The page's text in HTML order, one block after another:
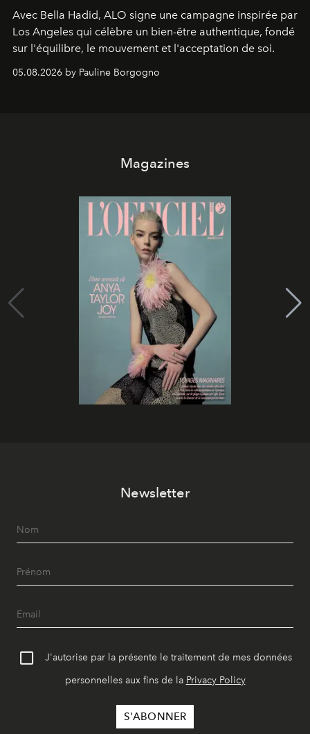
Avec Bella Hadid, ALO signe une campagne inspirée par
Los Angeles qui célèbre un bien-être authentique, fondé
sur l'équilibre, le mouvement et l'acceptation de soi.
05.08.2026 by Pauline Borgogno
Magazines
Newsletter
J'autorise par la présente le traitement de mes données
personnelles aux fins de la Privacy Policy